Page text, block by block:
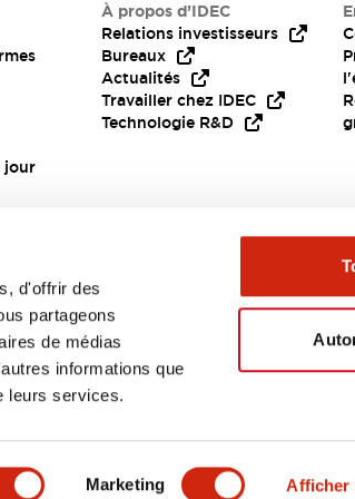
d'offrir des
partageons
de médias
informations que
leurs services.
Marketing Afficher
DOCUMENTS ET FICHIERS
jour
À propos d’IDEC
Relations investisseurs
Bureaux
Actualités
Travailler chez IDEC
Technologie R&D